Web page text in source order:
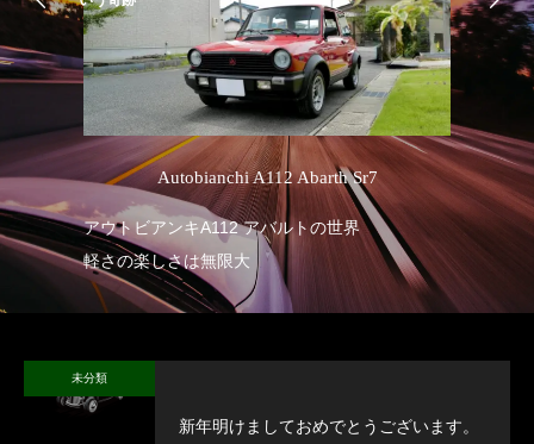
Autobianchi A112 Abarth Sr7
アウトビアンキA112 アバルトの世界
軽さの楽しさは無限大
未分類
新年明けましておめでとうございます。